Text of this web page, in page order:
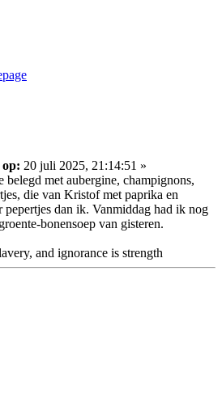
op: 20 juli 2025, 21:14:51 »
belegd met aubergine, champignons,
die van Kristof met paprika en
pepertjes dan ik. Vanmiddag had ik nog
bonensoep van gisteren.
and ignorance is strength